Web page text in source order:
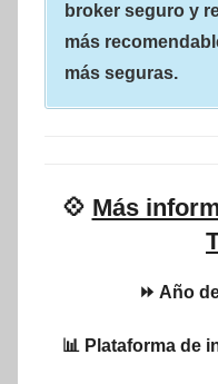
broker seguro y
más
más seguras.
💠 Más
⏩ Año
📊 Plataforma de